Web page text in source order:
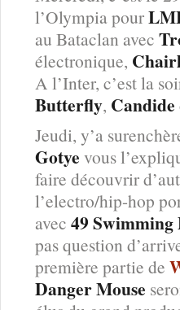
l’Olympia pour
au Bataclan avec
électronique,
A l’Inter, c’est la
Butterfly, Candide
Jeudi, y’a
Gotye vous
faire découvrir
l’electro/hip-hop
avec 49 Swimming
pas question
première partie de
Danger Mouse